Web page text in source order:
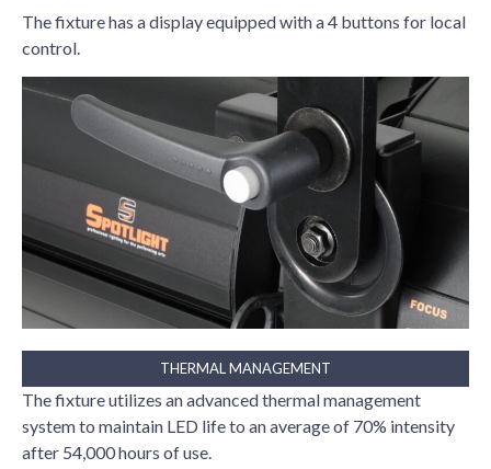
The fixture has a display equipped with a 4 buttons for local
control.
THERMAL MANAGEMENT
The fixture utilizes an advanced thermal management
system to maintain LED life to an average of 70% intensity
after 54,000 hours of use.